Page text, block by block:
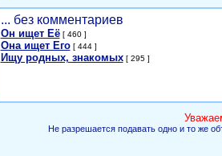
... без комментариев
Он ищет Её[ 460 ]
Она ищет Его[ 444 ]
Ищу родных, знакомых[ 295 ]
Не разрешается подавать одно и то же